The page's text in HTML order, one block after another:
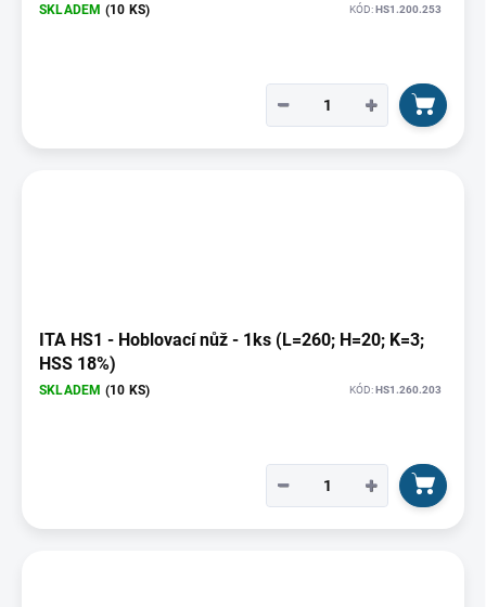
SKLADEM (10 KS) KÓD:HS1.200.253
+
−
ITA HS1 - Hoblovací nůž - 1ks (L=260; H=20; K=3;
HSS 18%)
SKLADEM (10 KS) KÓD:HS1.260.203
+
−